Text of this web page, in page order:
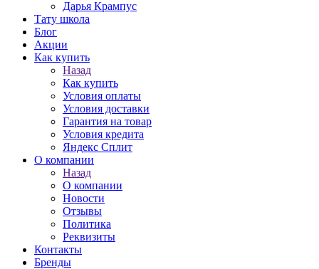
Дарья Крампус
Тату школа
Блог
Акции
Как купить
Назад
Как купить
Условия оплаты
Условия доставки
Гарантия на товар
Условия кредита
Яндекс Сплит
О компании
Назад
О компании
Новости
Отзывы
Политика
Реквизиты
Контакты
Бренды